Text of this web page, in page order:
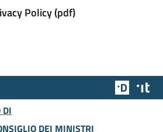
Policy (pdf)
Team
DI
DEI MINISTRI